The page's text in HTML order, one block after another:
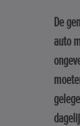
De
auto